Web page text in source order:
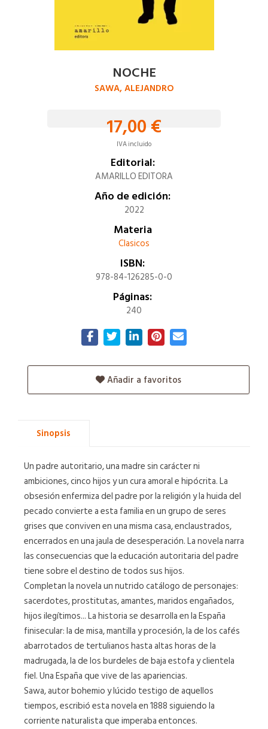
NOCHE
SAWA, ALEJANDRO
17,00 €
IVA incluido
Editorial:
AMARILLO EDITORA
Año de edición:
2022
Materia
Clasicos
ISBN:
978-84-126285-0-0
Páginas:
240
Añadir a favoritos
Sinopsis
Un padre autoritario, una madre sin carácter ni
ambiciones, cinco hijos y un cura amoral e hipócrita. La
obsesión enfermiza del padre por la religión y la huida del
pecado convierte a esta familia en un grupo de seres
grises que conviven en una misma casa, enclaustrados,
encerrados en una jaula de desesperación. La novela narra
las consecuencias que la educación autoritaria del padre
tiene sobre el destino de todos sus hijos.
Completan la novela un nutrido catálogo de personajes:
sacerdotes, prostitutas, amantes, maridos engañados,
hijos ilegítimos... La historia se desarrolla en la España
finisecular: la de misa, mantilla y procesión, la de los cafés
abarrotados de tertulianos hasta altas horas de la
madrugada, la de los burdeles de baja estofa y clientela
fiel. Una España que vive de las apariencias.
Sawa, autor bohemio y lúcido testigo de aquellos
tiempos, escribió esta novela en 1888 siguiendo la
corriente naturalista que imperaba entonces.